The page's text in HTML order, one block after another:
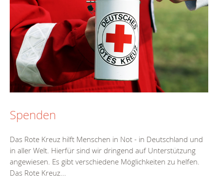
Spenden
Das Rote Kreuz hilft Menschen in Not - in Deutschland und
in aller Welt. Hierfür sind wir dringend auf Unterstützung
angewiesen. Es gibt verschiedene Möglichkeiten zu helfen.
Das Rote Kreuz...